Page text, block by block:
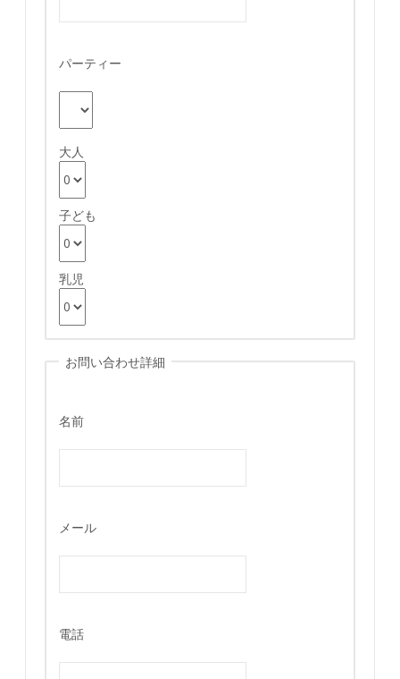
パーティー
大人
子ども
乳児
お問い合わせ詳細
名前
メール
電話